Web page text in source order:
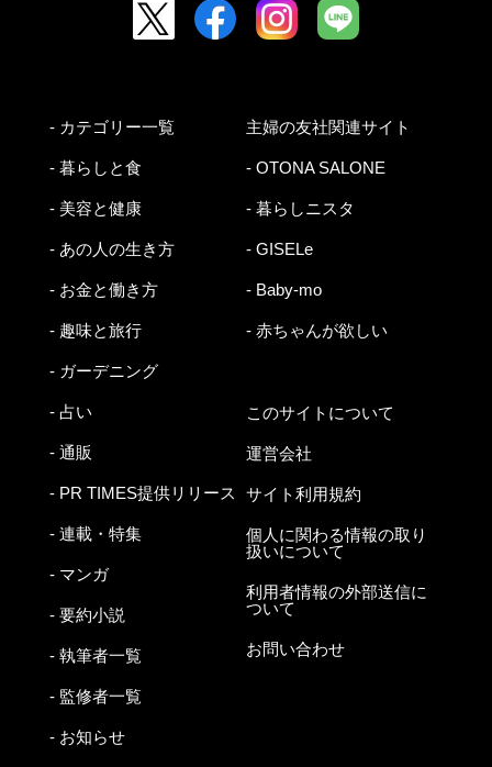
- カテゴリー一覧
- 暮らしと食
- 美容と健康
- あの人の生き方
- お金と働き方
- 趣味と旅行
- ガーデニング
- 占い
- 通販
- PR TIMES提供リリース
- 連載・特集
- マンガ
- 要約小説
- 執筆者一覧
- 監修者一覧
- お知らせ
主婦の友社関連サイト
- OTONA SALONE
- 暮らしニスタ
- GISELe
- Baby-mo
- 赤ちゃんが欲しい
このサイトについて
運営会社
サイト利用規約
個人に関わる情報の取り
扱いについて
利用者情報の外部送信に
ついて
お問い合わせ